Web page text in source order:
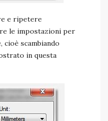
e ripetere
le impostazioni per
scambiando
in questa